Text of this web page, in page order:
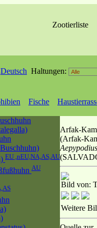
Zootierliste
Haltungen:
Fische
EU ,nEU,NA,AS,AU
AU
Arfak-
(Arfak-
Bild von:
Weitere